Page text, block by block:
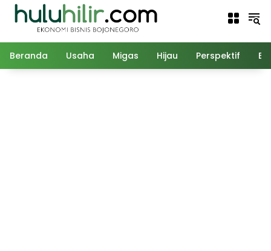
Langsung
Beranda Usaha Migas Hijau Perspektif